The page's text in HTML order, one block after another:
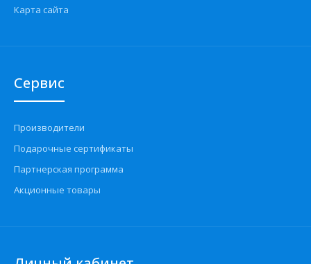
Карта сайта
Сервис
Производители
Подарочные сертификаты
Партнерская программа
Акционные товары